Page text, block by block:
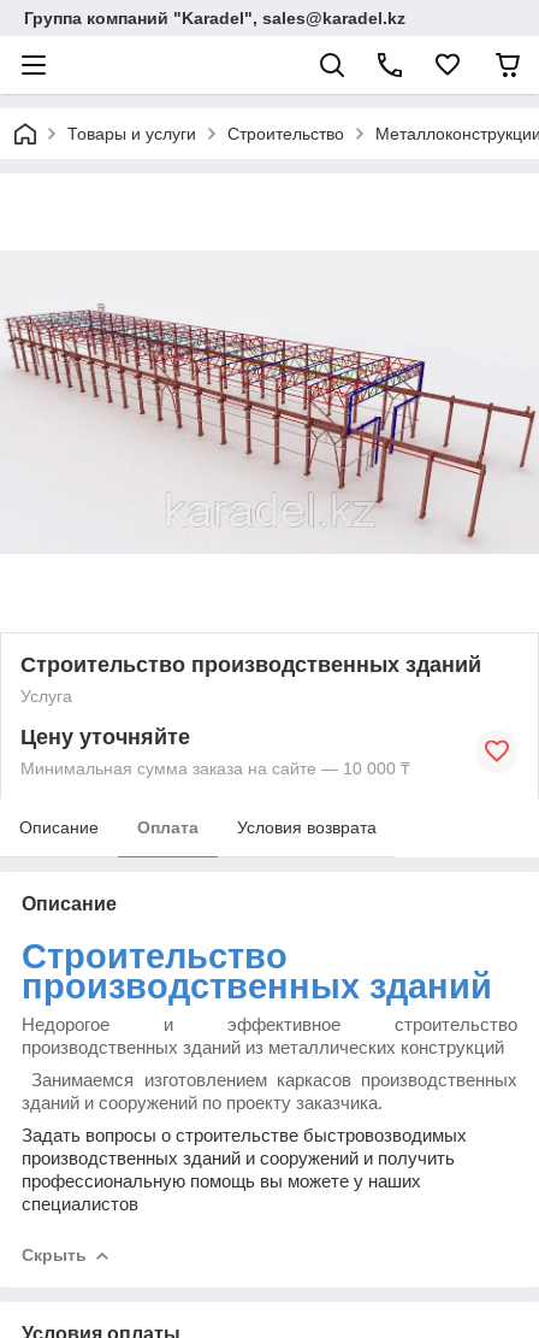
Группа компаний "Karadel", sales@karadel.kz
Товары и услуги Строительство
Строительство производственных зданий
Услуга
Цену уточняйте
Минимальная сумма заказа на сайте — 10 000 ₸
Описание Оплата Условия возврата
Описание
Строительство
производственных зданий
Недорогое и эффективное строительство
производственных зданий из металлических конструкций
Занимаемся изготовлением каркасов производственных
зданий и сооружений по проекту заказчика.
Задать вопросы о строительстве быстровозводимых
производственных зданий и сооружений и получить
профессиональную помощь вы можете у наших
специалистов
Скрыть
Условия оплаты